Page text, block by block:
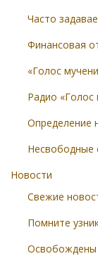
Часто
Финансовая
«Голос
Радио «Голос
Определение
Несвободные
Новости
Свежие
Помните
Освобождены